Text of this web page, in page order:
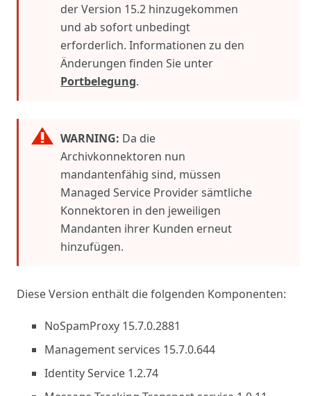
der Version 15.2 hinzugekommen
und ab sofort unbedingt
erforderlich. Informationen zu den
Änderungen finden Sie unter
Portbelegung.
WARNING: Da die
Archivkonnektoren nun
mandantenfähig sind, müssen
Managed Service Provider sämtliche
Konnektoren in den jeweiligen
Mandanten ihrer Kunden erneut
hinzufügen.
Diese Version enthält die folgenden Komponenten:
NoSpamProxy 15.7.0.2881
Management services 15.7.0.644
Identity Service 1.2.74